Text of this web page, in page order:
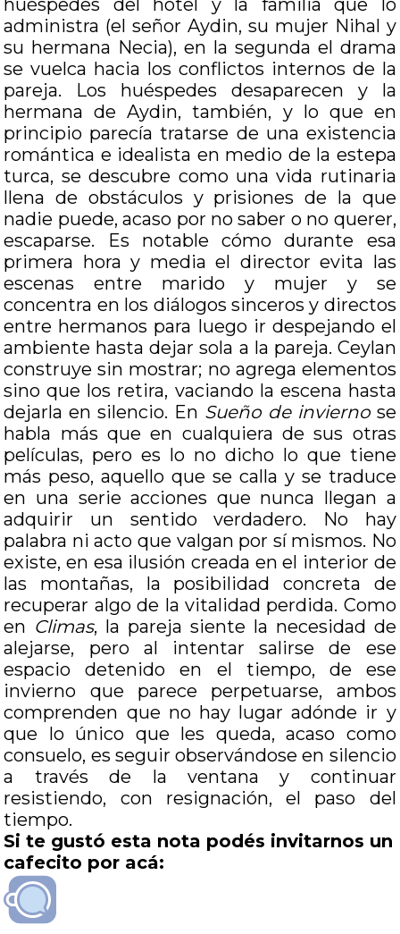
huéspedes del hotel y la familia que lo
administra (el señor Aydin, su mujer Nihal y
su hermana Necia), en la segunda el drama
se vuelca hacia los conflictos internos de la
pareja. Los huéspedes desaparecen y la
hermana de Aydin, también, y lo que en
principio parecía tratarse de una existencia
romántica e idealista en medio de la estepa
turca, se descubre como una vida rutinaria
llena de obstáculos y prisiones de la que
nadie puede, acaso por no saber o no querer,
escaparse. Es notable cómo durante esa
primera hora y media el director evita las
escenas entre marido y mujer y se
concentra en los diálogos sinceros y directos
entre hermanos para luego ir despejando el
ambiente hasta dejar sola a la pareja. Ceylan
construye sin mostrar; no agrega elementos
sino que los retira, vaciando la escena hasta
dejarla en silencio. En Sueño de inviernose
habla más que en cualquiera de sus otras
películas, pero es lo no dicho lo que tiene
más peso, aquello que se calla y se traduce
en una serie acciones que nunca llegan a
adquirir un sentido verdadero. No hay
palabra ni acto que valgan por sí mismos. No
existe, en esa ilusión creada en el interior de
las montañas, la posibilidad concreta de
recuperar algo de la vitalidad perdida. Como
en Climas, la pareja siente la necesidad de
alejarse, pero al intentar salirse de ese
espacio detenido en el tiempo, de ese
invierno que parece perpetuarse, ambos
comprenden que no hay lugar adónde ir y
que lo único que les queda, acaso como
consuelo, es seguir observándose en silencio
a través de la ventana y continuar
resistiendo, con resignación, el paso del
tiempo.
Si te gustó esta nota podés invitarnos un
cafecito por acá: